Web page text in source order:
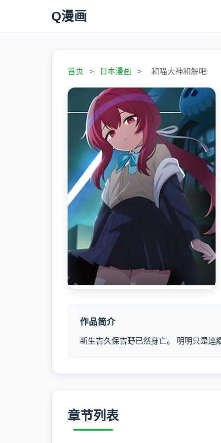
Q漫画
首页 > 日本漫画 > 和喵大神和解吧
作品简介
新生吉久保吉野已然身亡。 明明只是
章节列表